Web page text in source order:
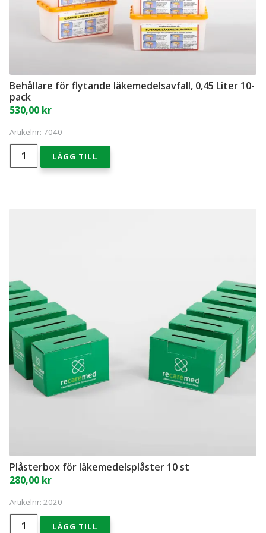
Behållare för flytande läkemedelsavfall, 0,45 Liter 10-
pack
530,00 kr
Artikelnr: 7040
Behållare
flytande
LÄGG TILL
Plåsterbox för läkemedelsplåster 10 st
280,00 kr
Artikelnr: 2020
Plåsterbox
LÄGG TILL